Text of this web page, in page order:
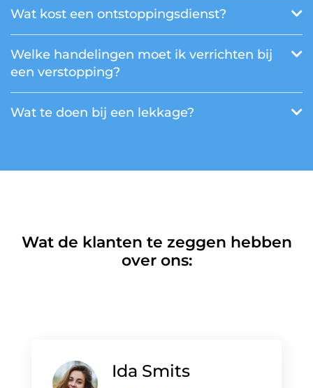
Wat kost een ontstoppingsdienst?
Welke handelingen moet ik verrichten bij
een verstopping?
Wat te doen bij een lekkage?
Wat de klanten te zeggen hebben
over ons:
Ida Smits